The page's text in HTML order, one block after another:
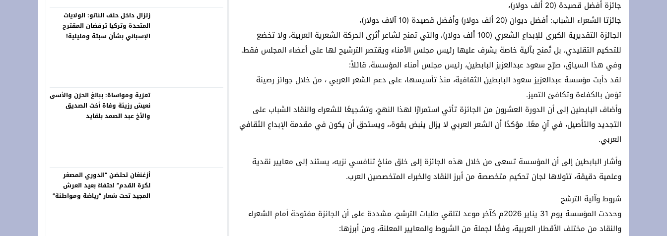
جائزة أفضل قصيدة (20 ألف دولار)،
جائزتا الشعراء الشباب: أفضل ديوان (20 ألف دولار) وأفضل قصيدة (10 آلاف دولار)،
الجائزة التقديرية الكبرى للإبداع الشعري (100 ألف دولار)، والتي تمنح لشاعر أثرى الحركة الشعرية العربية، ولا تخضع
للتحكيم التقليدي، بل تُمنح بآلية خاصة يشرف عليها رئيس مجلس الأمناء ويقتصر الترشيح لها على أعضاء المجلس فقط.
وفي هذا السياق، صرّح سعود عبدالعزيز البابطين، رئيس مجلس أمناء المؤسسة، قائلاً:
لقد دأبت مؤسسة عبدالعزيز سعود البابطين الثقافية، منذ تأسيسها، على دعم الشعر العربي ، من خلال جوائز رصينة
تؤمن بالكفاءة وتكافئ التميز.
وأضاف البابطين إلى أن الدورة العشرون من الجائزة تأتي استمرارًا لهذا النهج، وتشجيعًا للشعراء والنقاد الشباب على
التجديد والتأصيل، في آنٍ معًا. مؤكدًا أن الشعر العربي لا يزال ينبض بقوة،، ويستحق أن يكون في مقدمة الإبداع الثقافي
العربي.
وأشار البابطين إلى أن المؤسسة تسعى من خلال هذه الجائزة إلى خلق مناخ تنافسي نزيه، يستند إلى معايير نقدية
وعلمية دقيقة، تتولاها لجان تحكيم متخصصة من أبرز النقاد والخبراء المتخصصين العرب.
شروط وآلية الترشح
وحددت المؤسسة يوم 31 يناير 2026م كآخر موعد لتلقي طلبات الترشح، مشددة على أن الجائزة مفتوحة أمام الشعراء
والنقاد من مختلف الأقطار العربية، وفقًا لجملة من الشروط والمعايير المعلنة، ومن أبرزها:
زلزال داخل حلف الناتو: الولايات
المتحدة وتركيا ترفضان المقترح
الإسباني بشأن سبتة ومليلية!
تعزية ومواساة: ببالغ الحزن والأسى
نعيش رزيئة وفاة أخت الصديق
والأخ عبد الصمد بلقايد
أزغنغان تحتضن “الدوري المصغر
لكرة القدم” احتفاءً بعيد العرش
المجيد تحت شعار “رياضة ومواطنة”